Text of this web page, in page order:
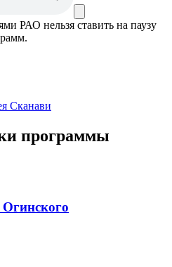
РАО нельзя ставить на паузу
Сканави
программы